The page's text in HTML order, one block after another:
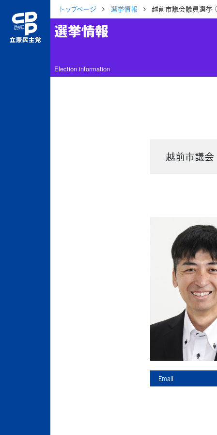
トップページ 選挙情報 越前市議会議員選挙
選挙情報
Election information
越前市議会
Email